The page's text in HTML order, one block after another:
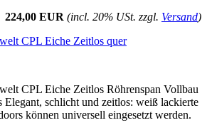
224,00 EUR (incl. 20% USt. zzgl. Versand)
CPL Eiche Zeitlos quer
CPL Eiche Zeitlos Röhrenspan Vollbau
Elegant, schlicht und zeitlos: weiß lackierte
können universell eingesetzt werden.